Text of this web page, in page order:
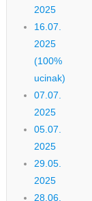
2025
16.07.
2025
(100%
ucinak)
07.07.
2025
05.07.
2025
29.05.
2025
28.06.